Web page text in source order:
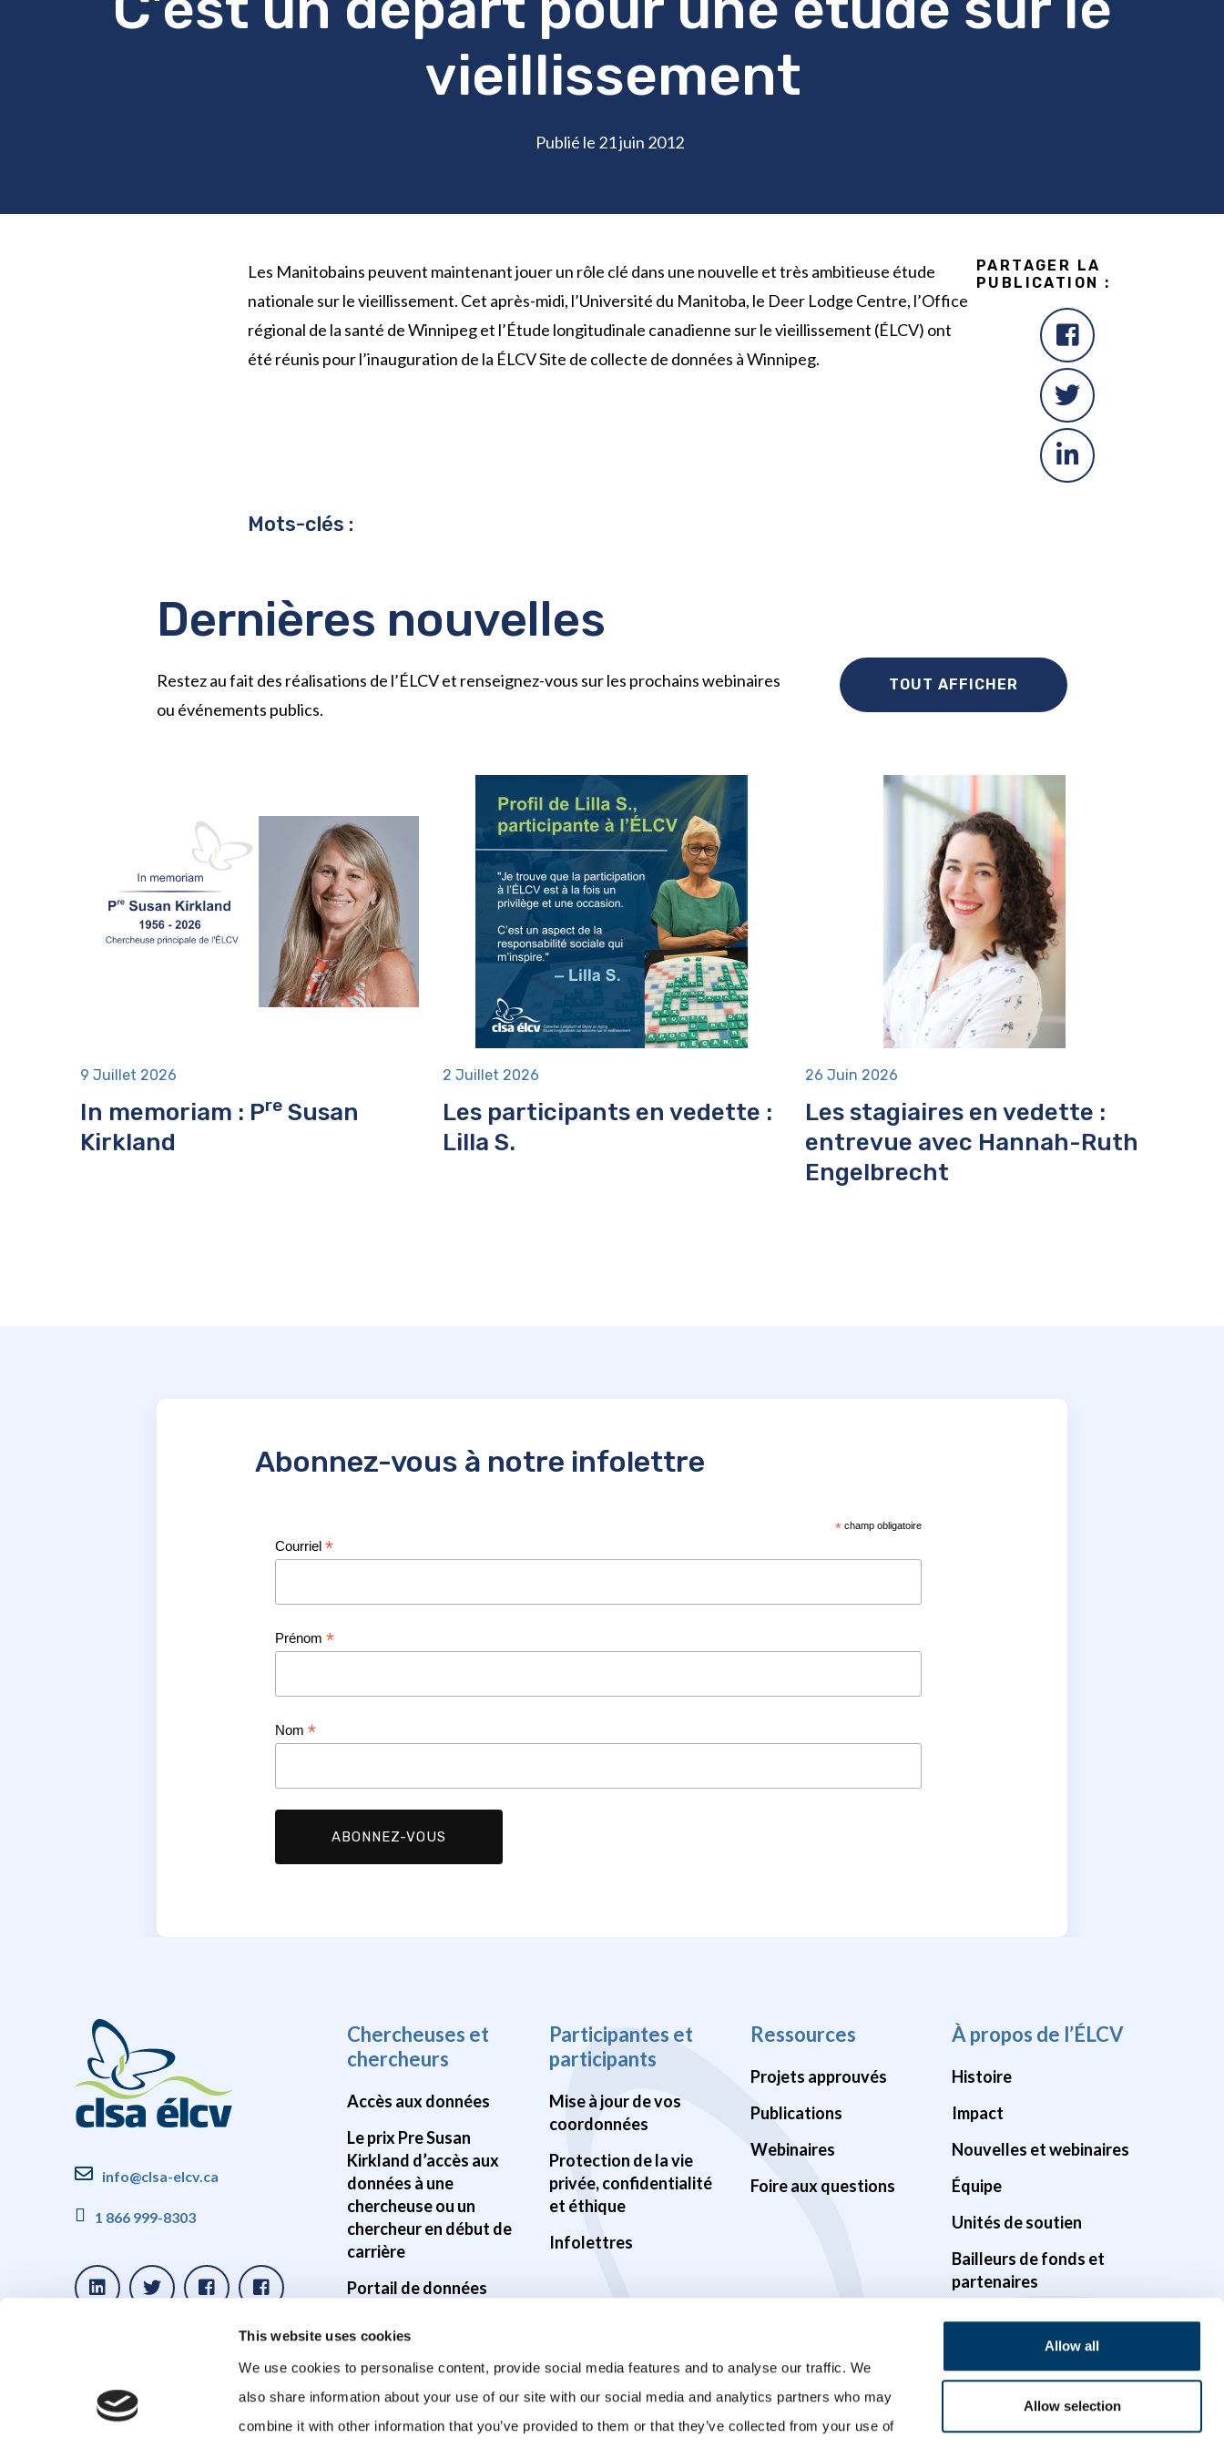
This website uses cookies
We use cookies to personalise content, provide social media features and to analyse our traffic. We
also share information about your use of our site with our social media and analytics partners who may
combine it with other information that you’ve provided to them or that they’ve collected from your use of
Allow all
Allow selection
vieillissement
Publié le 21 juin 2012
Les Manitobains peuvent maintenant jouer un rôle clé dans une nouvelle ettrès ambitieuse étude
nationale sur le vieillissement. Cet après-midi, l’Université du Manitoba, le Deer Lodge Centre, l’Office
régional de la santé de Winnipeget l’Étude longitudinale canadienne sur le vieillissement (ÉLCV) ont
été réunis pour l’inauguration de la ÉLCV Site de collecte de données à Winnipeg.
PARTAGER LA
PUBLICATION :
Mots-clés :
Dernières nouvelles
Restez au fait des réalisations de l’ÉLCV et renseignez-vous sur les prochains webinaires
ou événements publics.
TOUT AFFICHER
9 Juillet 2026
In memoriam : Pre Susan
Kirkland
2 Juillet 2026
Les participants en vedette :
Lilla S.
26 Juin 2026
Les stagiaires en vedette :
entrevue avec Hannah-Ruth
Engelbrecht
Abonnez-vous à notre infolettre
* champ obligatoire
Courriel *
Prénom *
Nom *
info@clsa-elcv.ca
1 866 999-8303
Chercheuses et
chercheurs
Accès aux données
Le prix Pre Susan
Kirkland d’accès aux
données à une
chercheuse ou un
chercheur en début de
carrière
Portail de données
données
cerveau
Participantes et
participants
Mise à jour de vos
coordonnées
Protection de la vie
privée, confidentialité
et éthique
Infolettres
Ressources
Projets approuvés
Publications
Webinaires
Foire aux questions
À propos de l’ÉLCV
Histoire
Impact
Nouvelles et webinaires
Équipe
Unités de soutien
Bailleurs de fonds et
partenaires
Gouvernance